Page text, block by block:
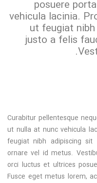
posuere
vehicula lacinia.
ut feugiat
justo a felis
Curabitur pellentesque
ut nulla at nunc vehicula
feugiat nibh adipiscing
ornare vel id metus.
orci luctus et ultrices
Fusce eget metus lorem,